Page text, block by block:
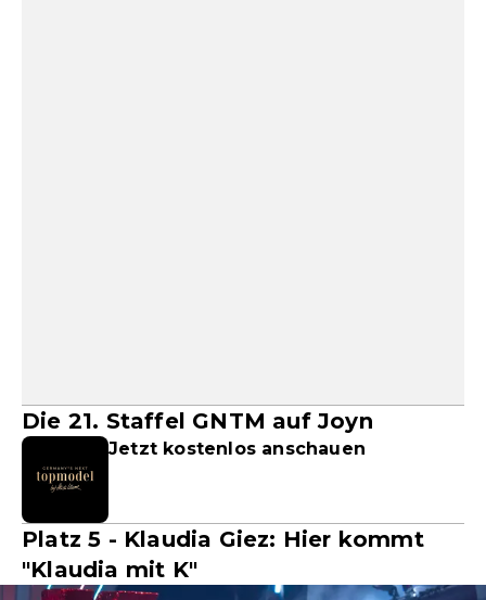
Die 21. Staffel GNTM auf Joyn
Jetzt kostenlos anschauen
Platz 5 - Klaudia Giez: Hier kommt
"Klaudia mit K"